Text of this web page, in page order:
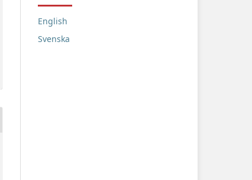
English
Svenska